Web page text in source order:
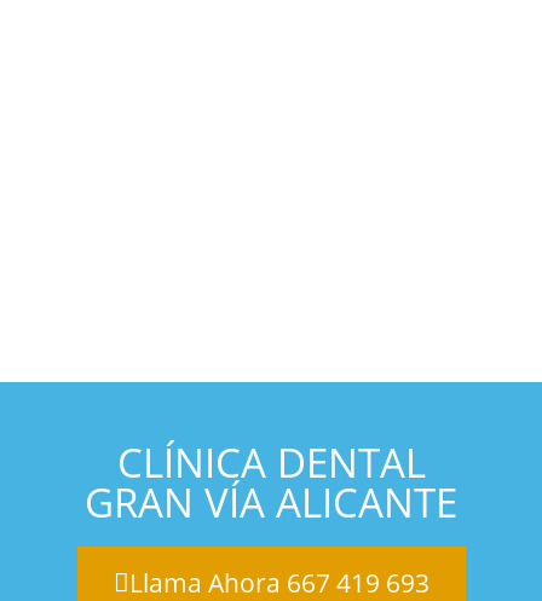
CLÍNICA DENTAL
GRAN VÍA ALICANTE
Llama Ahora 667 419 693